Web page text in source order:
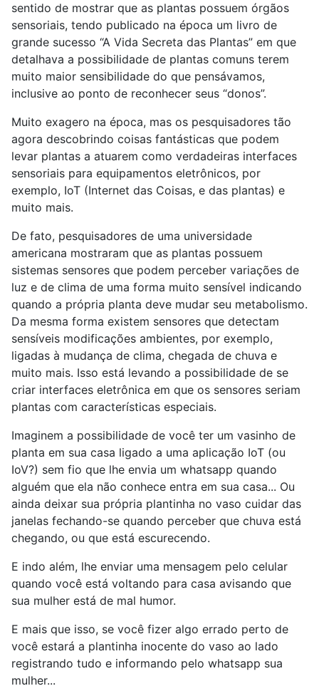
sentido de mostrar que as plantas possuem órgãos
sensoriais, tendo publicado na época um livro de
grande sucesso “A Vida Secreta das Plantas” em que
detalhava a possibilidade de plantas comuns terem
muito maior sensibilidade do que pensávamos,
inclusive ao ponto de reconhecer seus “donos”.
Muito exagero na época, mas os pesquisadores tão
agora descobrindo coisas fantásticas que podem
levar plantas a atuarem como verdadeiras interfaces
sensoriais para equipamentos eletrônicos, por
exemplo, IoT (Internet das Coisas, e das plantas) e
muito mais.
De fato, pesquisadores de uma universidade
americana mostraram que as plantas possuem
sistemas sensores que podem perceber variações de
luz e de clima de uma forma muito sensível indicando
quando a própria planta deve mudar seu metabolismo.
Da mesma forma existem sensores que detectam
sensíveis modificações ambientes, por exemplo,
ligadas à mudança de clima, chegada de chuva e
muito mais. Isso está levando a possibilidade de se
criar interfaces eletrônica em que os sensores seriam
plantas com características especiais.
Imaginem a possibilidade de você ter um vasinho de
planta em sua casa ligado a uma aplicação IoT (ou
IoV?) sem fio que lhe envia um whatsapp quando
alguém que ela não conhece entra em sua casa... Ou
ainda deixar sua própria plantinha no vaso cuidar das
janelas fechando-se quando perceber que chuva está
chegando, ou que está escurecendo.
E indo além, lhe enviar uma mensagem pelo celular
quando você está voltando para casa avisando que
sua mulher está de mal humor.
E mais que isso, se você fizer algo errado perto de
você estará a plantinha inocente do vaso ao lado
registrando tudo e informando pelo whatsapp sua
mulher...